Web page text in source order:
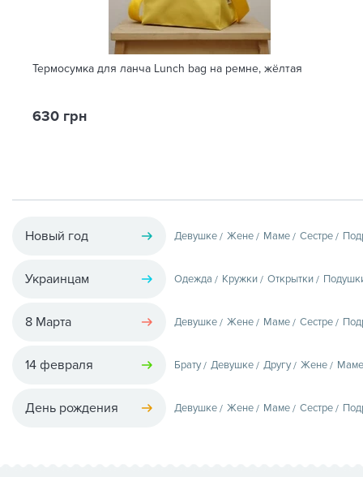
Термосумка для ланча Lunch bag на ремне, жёлтая
630 грн
Новый год Девушке Жене Маме Сестре
Украинцам Одежда Кружки Открытки
8 Марта Девушке Жене Маме Сестре
14 февраля Брату Девушке Другу Жене Маме
День рождения Девушке Жене Маме Сестре